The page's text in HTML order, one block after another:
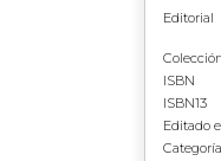
Editorial
ISBN
ISBN13
Editado